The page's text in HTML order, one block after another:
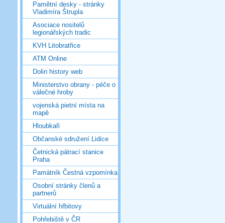
Pamětní desky - stránky
Vladimíra Štrupla
Asociace nositelů
legionářských tradic
KVH Litobratřice
ATM Online
Dolin history web
Ministerstvo obrany - péče o
válečné hroby
vojenská pietní místa na
mapě
Hloubkaři
Občanské sdružení Lidice
Četnická pátrací stanice
Praha
Památník Čestná vzpomínka
Osobní stránky členů a
partnerů
Virtuální hřbitovy
Pohřebiště v ČR